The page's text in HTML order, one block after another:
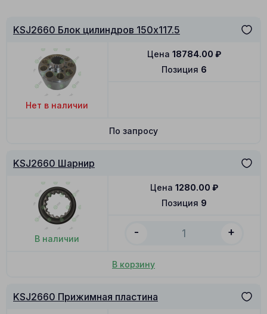
KSJ2660 Блок цилиндров 150x117.5
Нет в наличии
Позиция 6
Цена 18784.00 ₽
По запросу
KSJ2660 Шарнир
В наличии
Позиция 9
Цена 1280.00 ₽
- +
В корзину
KSJ2660 Прижимная пластина